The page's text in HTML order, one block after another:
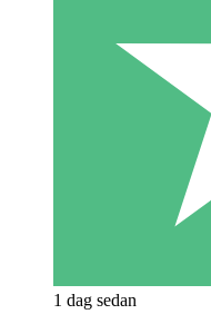
1 dag sedan